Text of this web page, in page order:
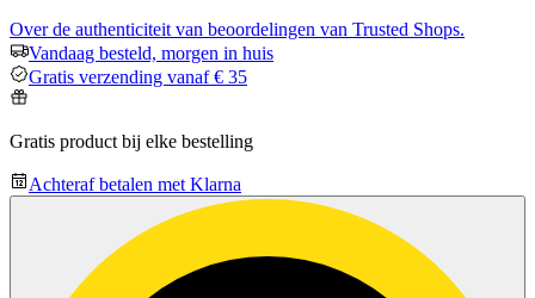
Over de authenticiteit van beoordelingen van Trusted Shops.
Vandaag besteld, morgen in huis
Gratis verzending vanaf € 35
Gratis product bij elke bestelling
Achteraf betalen met Klarna